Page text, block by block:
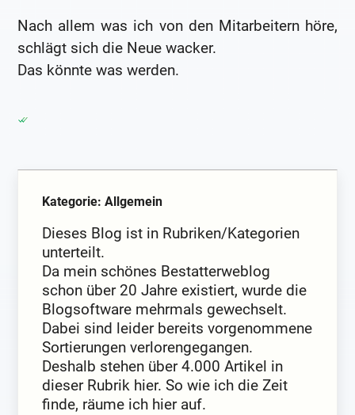
Nach allem was ich von den Mitarbeitern höre,
schlägt sich die Neue wacker.
Das könnte was werden.
Kategorie: Allgemein
Dieses Blog ist in Rubriken/Kategorien
unterteilt.
Da mein schönes Bestatterweblog
schon über 20 Jahre existiert, wurde die
Blogsoftware mehrmals gewechselt.
Dabei sind leider bereits vorgenommene
Sortierungen verlorengegangen.
Deshalb stehen über 4.000 Artikel in
dieser Rubrik hier. So wie ich die Zeit
finde, räume ich hier auf.